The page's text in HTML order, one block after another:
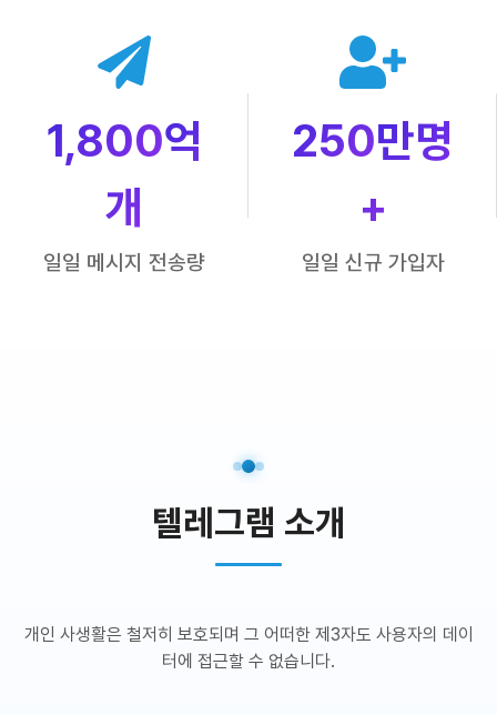
1,800억
개
일일 메시지 전송량
250만명
+
일일 신규 가입자
텔레그램 소개
개인 사생활은 철저히 보호되며 그 어떠한 제3자도 사용자의 데이
터에 접근할 수 없습니다.